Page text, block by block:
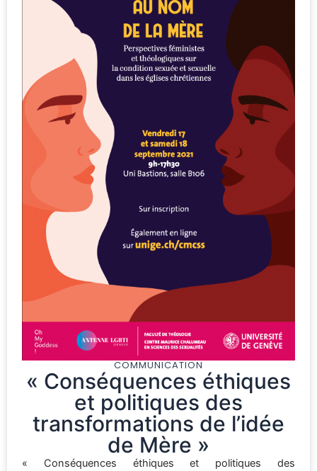
COMMUNICATION
« Conséquences éthiques
et politiques des
transformations de l’idée
de Mère »
« Conséquences éthiques et politiques des